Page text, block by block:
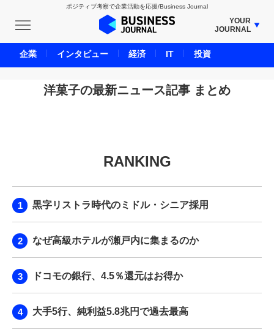
ポジティブ考察で企業活動を応援/Business Journal
YOUR
JOURNAL
BUSINESS JOURNAL
UNICORN JOURNAL
CARBON CREDITS JOURNAL
LIFE ENDING JOURNAL
BPaaS JOURNAL
洋菓子の最新ニュース記事 まとめ
RANKING
黒字リストラ時代のミドル・シニア採用
なぜ高級ホテルが瀬戸内に集まるのか
ドコモの銀行、4.5％還元はお得か
大手5行、純利益5.8兆円で過去最高
企業 インタビュー 経済 IT 投資